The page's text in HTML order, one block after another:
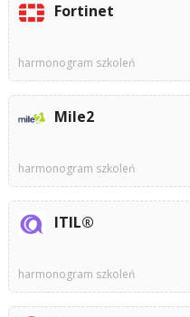
Fortinet
harmonogram szkoleń
Mile2
harmonogram szkoleń
ITIL®
harmonogram szkoleń